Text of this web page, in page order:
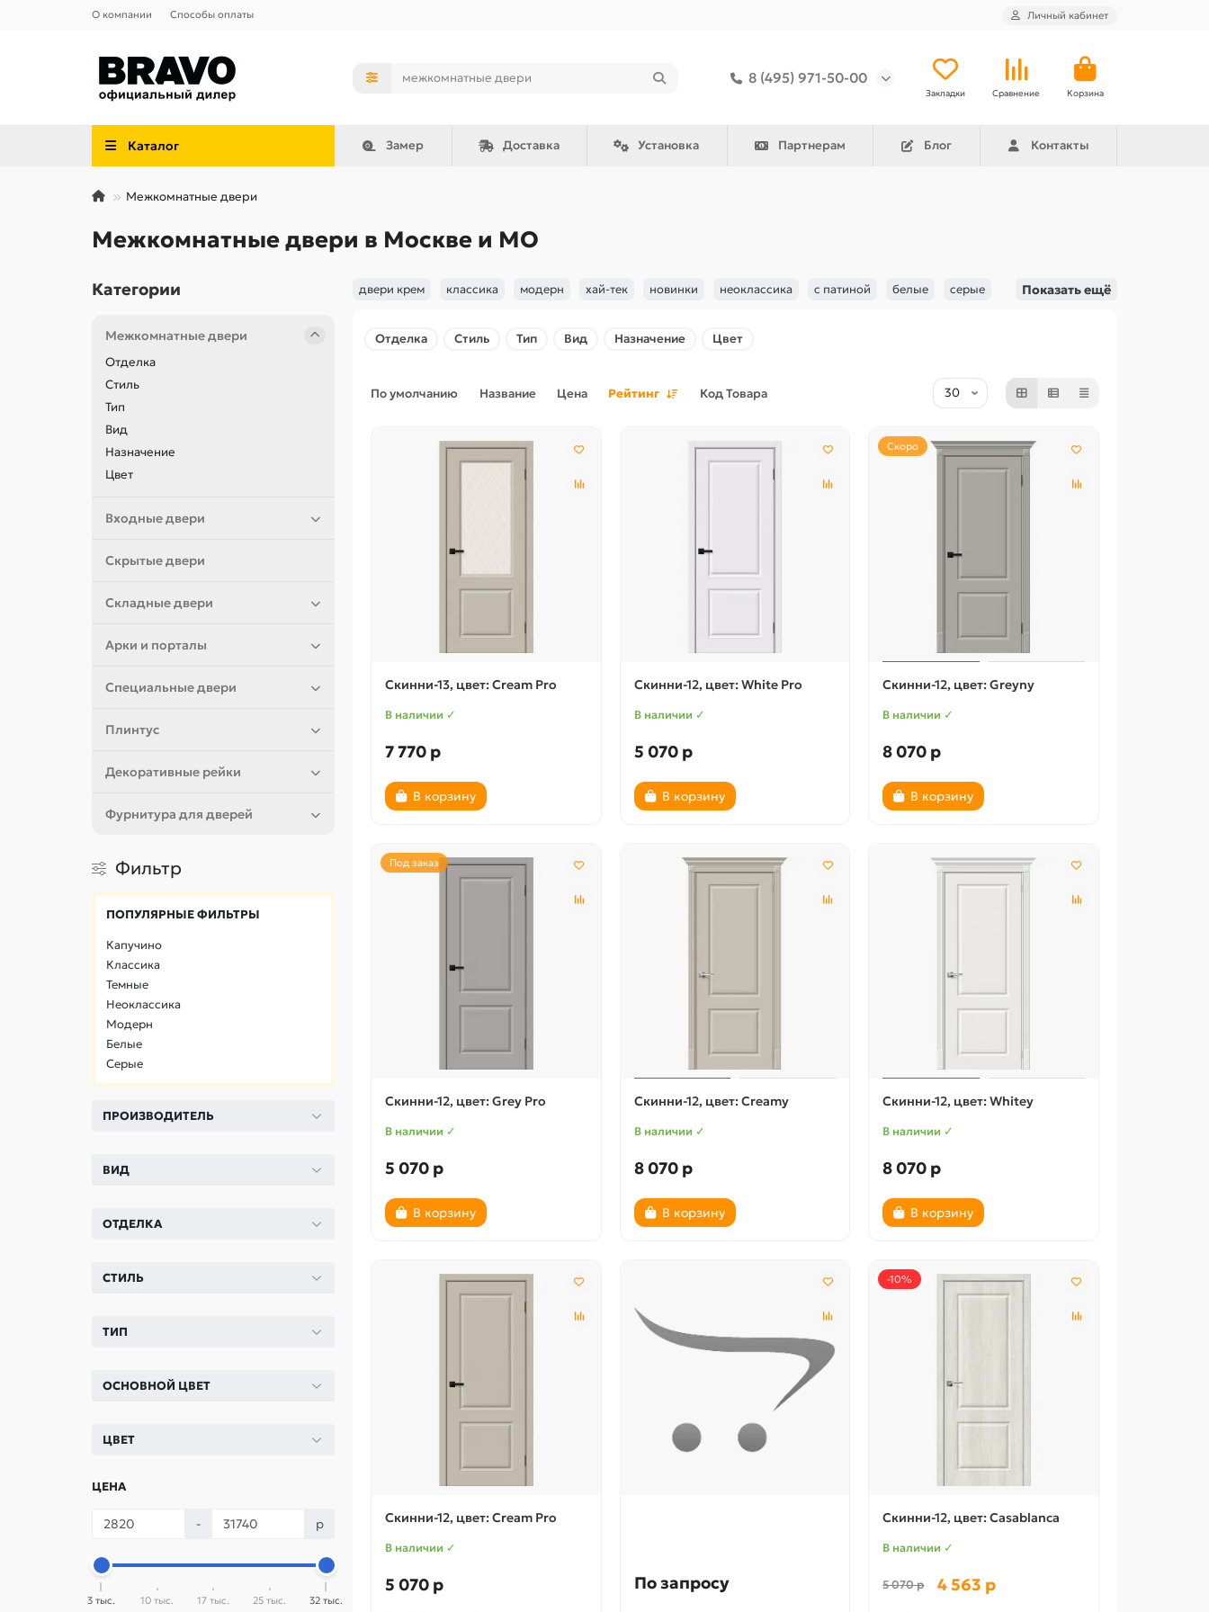
О компании Способы оплаты Личный кабинет
8 (495) 971-50-00
Закладки Сравнение Корзина
Каталог Замер Доставка Установка Партнерам Блог Контакты
Межкомнатные двери
Межкомнатные двери в Москве и МО
Категории
Межкомнатные двери
Отделка
Стиль
Тип
Вид
Назначение
Цвет
Входные двери
Скрытые двери
Складные двери
Арки и порталы
Специальные двери
Плинтус
Декоративные рейки
Фурнитура для дверей
Фильтр
ПОПУЛЯРНЫЕ ФИЛЬТРЫ
Капучино
Классика
Темные
Неоклассика
Модерн
Белые
Серые
ПРОИЗВОДИТЕЛЬ
ВИД
ОТДЕЛКА
СТИЛЬ
ТИП
ОСНОВНОЙ ЦВЕТ
ЦВЕТ
ЦЕНА
- р
3 тыс. 10 тыс. 17 тыс. 25 тыс. 32 тыс.
двери крем классика модерн хай-тек новинки неоклассика с патиной белые серые Показать ещё
Отделка Стиль Тип Вид Назначение Цвет
По умолчанию Название Цена Рейтинг Код Товара
Скинни-13, цвет: Cream Pro
В наличии ✓
7 770 р
В корзину
Скинни-12, цвет: White Pro
В наличии ✓
5 070 р
В корзину
Скоро
Скинни-12, цвет: Greyny
В наличии ✓
8 070 р
В корзину
Под заказ
Скинни-12, цвет: Grey Pro
В наличии ✓
5 070 р
В корзину
Скинни-12, цвет: Creamy
В наличии ✓
8 070 р
В корзину
Скинни-12, цвет: Whitey
В наличии ✓
8 070 р
В корзину
Скинни-12, цвет: Cream Pro
В наличии ✓
5 070 р По запросу
-10%
Скинни-12, цвет: Casablanca
В наличии ✓
5 070 р 4 563 р